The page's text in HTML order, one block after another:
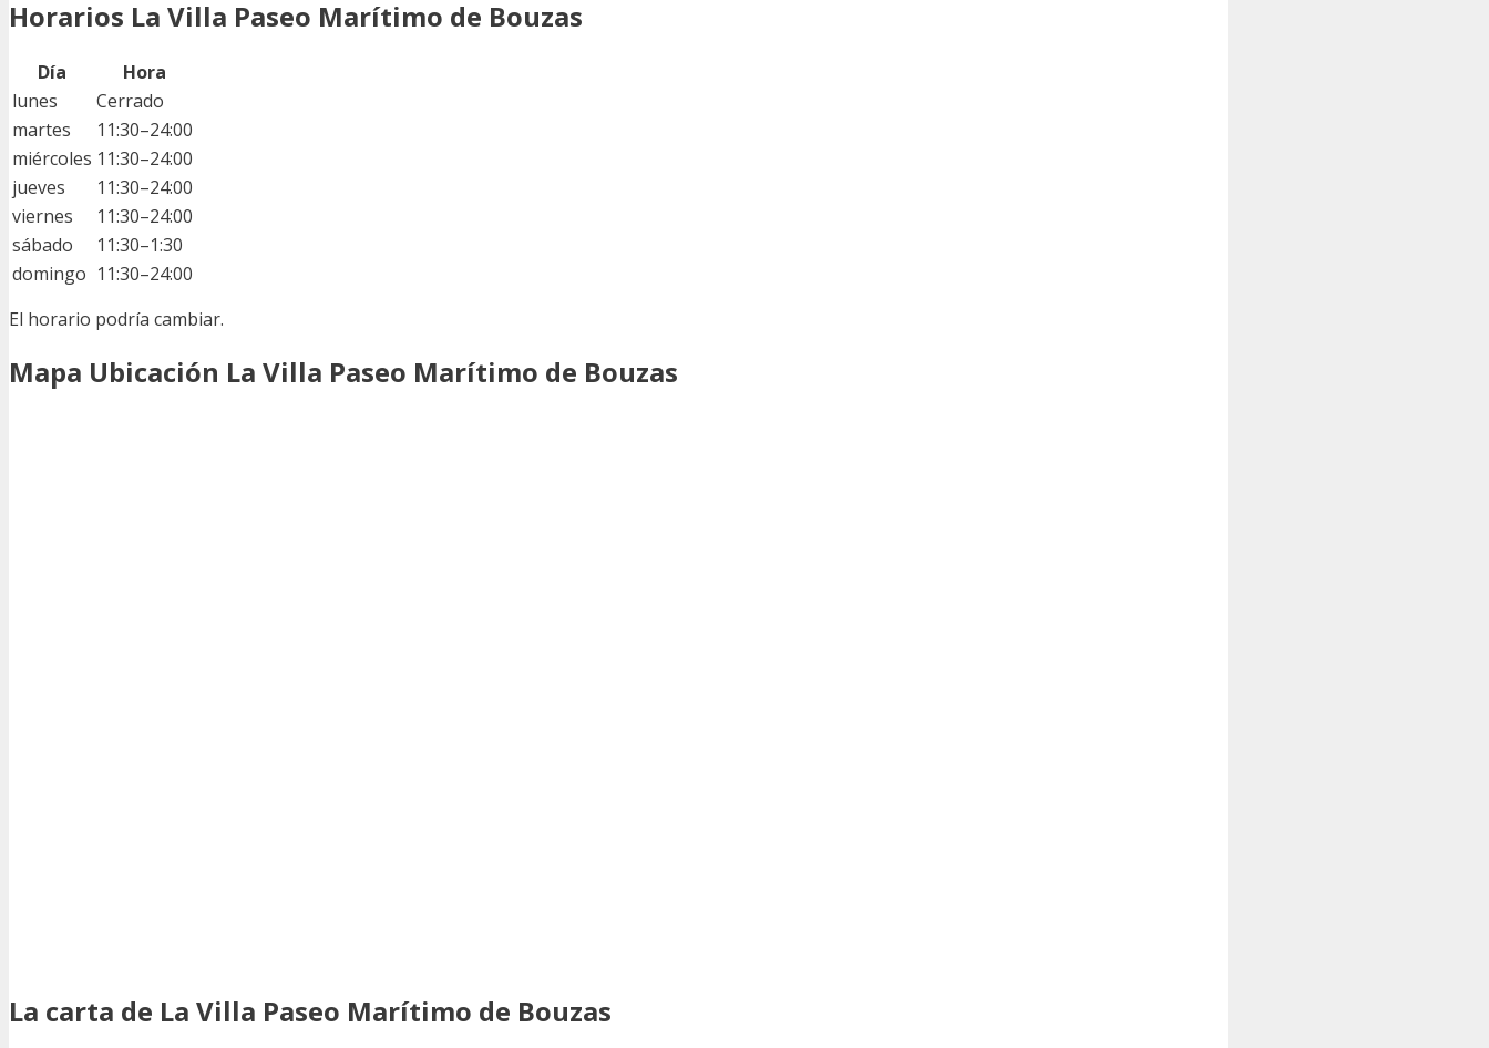
Horarios La Villa Paseo Marítimo de Bouzas
Día
Hora
lunes
Cerrado
martes
11:30–24:00
miércoles 11:30–24:00
jueves
11:30–24:00
viernes
11:30–24:00
sábado
11:30–1:30
domingo 11:30–24:00
El horario podría cambiar.
Mapa Ubicación La Villa Paseo Marítimo de Bouzas
La carta de La Villa Paseo Marítimo de Bouzas